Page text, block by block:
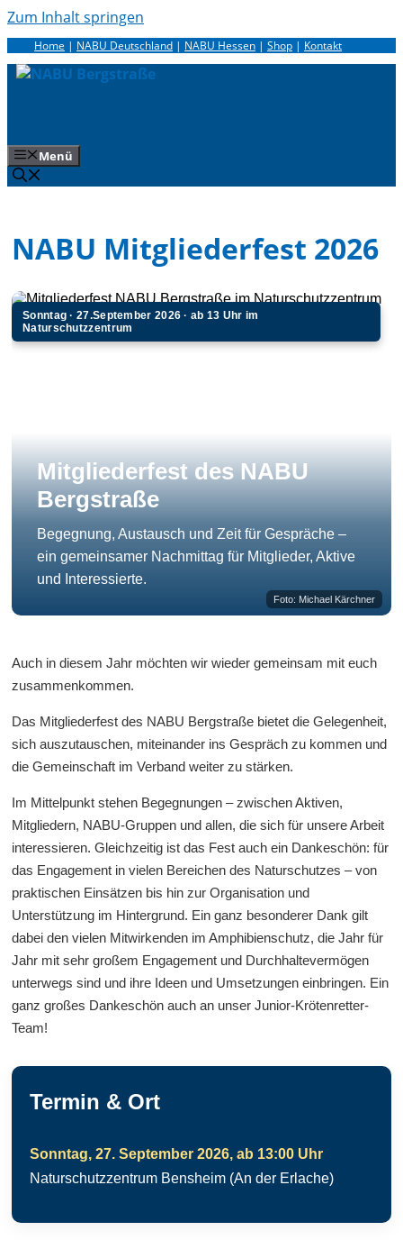
Inhalt
springen
Zum Inhalt springen
Home | NABU Deutschland | NABU Hessen | Shop | Kontakt
Menü
NABU Mitgliederfest 2026
Sonntag · 27.September 2026 · ab 13 Uhr im
Naturschutzzentrum
Foto: Michael Kärchner
Mitgliederfest des NABU
Bergstraße
Begegnung, Austausch und Zeit für Gespräche –
ein gemeinsamer Nachmittag für Mitglieder, Aktive
und Interessierte.
Auch in diesem Jahr möchten wir wieder gemeinsam mit euch
zusammenkommen.
Das Mitgliederfest des NABU Bergstraße bietet die Gelegenheit,
sich auszutauschen, miteinander ins Gespräch zu kommen und
die Gemeinschaft im Verband weiter zu stärken.
Im Mittelpunkt stehen Begegnungen – zwischen Aktiven,
Mitgliedern, NABU-Gruppen und allen, die sich für unsere Arbeit
interessieren. Gleichzeitig ist das Fest auch ein Dankeschön: für
das Engagement in vielen Bereichen des Naturschutzes – von
praktischen Einsätzen bis hin zur Organisation und
Unterstützung im Hintergrund. Ein ganz besonderer Dank gilt
dabei den vielen Mitwirkenden im Amphibienschutz, die Jahr für
Jahr mit sehr großem Engagement und Durchhaltevermögen
unterwegs sind und ihre Ideen und Umsetzungen einbringen. Ein
ganz großes Dankeschön auch an unser Junior-Krötenretter-
Team!
Termin & Ort
Sonntag, 27. September 2026, ab 13:00 Uhr
Naturschutzzentrum Bensheim (An der Erlache)